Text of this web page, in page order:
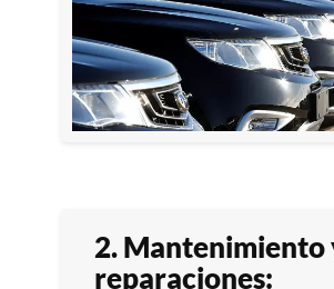
2. Mantenimiento
reparaciones: